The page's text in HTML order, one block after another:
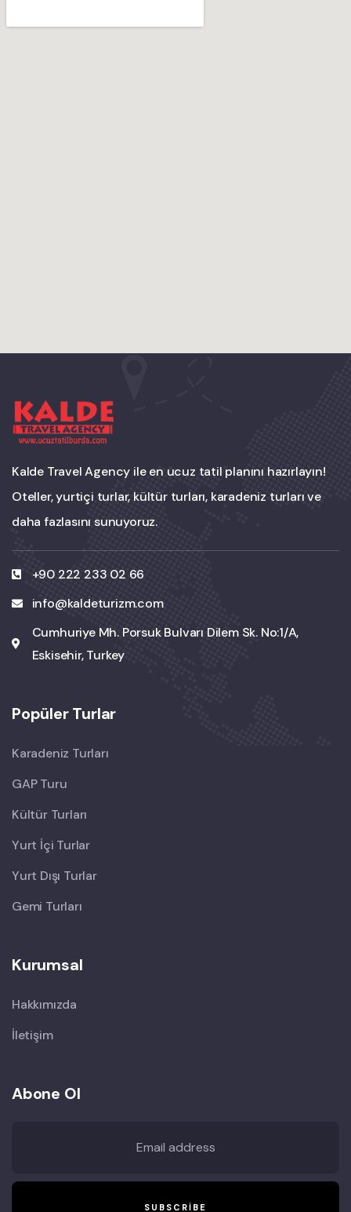
Kalde Travel Agency ile en ucuz tatil planını hazırlayın!
Oteller, yurtiçi turlar, kültür turları, karadeniz turları ve
daha fazlasını sunuyoruz.
+90 222 233 02 66
info@kaldeturizm.com
Cumhuriye Mh. Porsuk Bulvarı Dilem Sk. No:1/A,
Eskisehir, Turkey
Popüler Turlar
Karadeniz Turları
GAP Turu
Kültür Turları
Yurt İçi Turlar
Yurt Dışı Turlar
Gemi Turları
Kurumsal
Hakkımızda
İletişim
Abone Ol